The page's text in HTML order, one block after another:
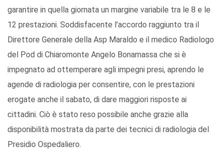
garantire in quella giornata un margine variabile tra le 8 e le
12 prestazioni. Soddisfacente l’accordo raggiunto tra il
Direttore Generale della Asp Maraldo e il medico Radiologo
del Pod di Chiaromonte Angelo Bonamassa che si è
impegnato ad ottemperare agli impegni presi, aprendo le
agende di radiologia per consentire, con le prestazioni
erogate anche il sabato, di dare maggiori risposte ai
cittadini. Ciò è stato reso possibile anche grazie alla
disponibilità mostrata da parte dei tecnici di radiologia del
Presidio Ospedaliero.